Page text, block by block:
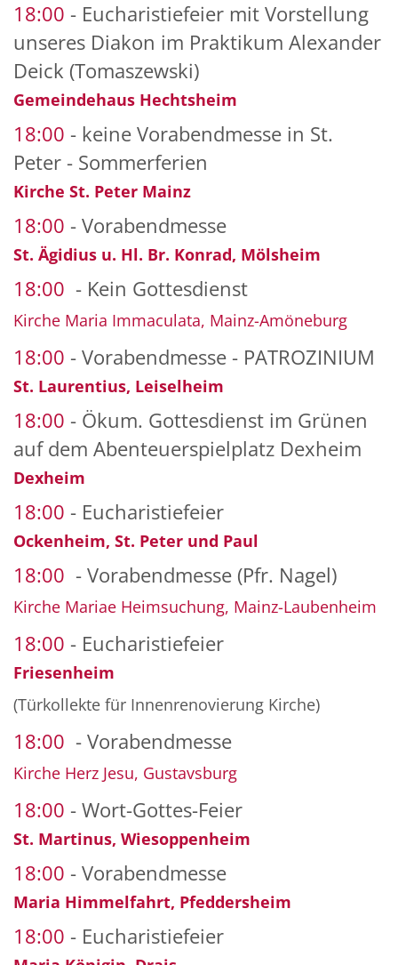
18:00
Eucharistiefeier mit Vorstellung
unseres Diakon im Praktikum Alexander
Deick (Tomaszewski)
Gemeindehaus Hechtsheim
18:00
keine Vorabendmesse in St.
Peter - Sommerferien
Kirche St. Peter Mainz
18:00 Vorabendmesse
St. Ägidius u. Hl. Br. Konrad, Mölsheim
18:00 Kein Gottesdienst
Kirche Maria Immaculata, Mainz-Amöneburg
18:00 Vorabendmesse - PATROZINIUM
St. Laurentius, Leiselheim
18:00
Ökum. Gottesdienst im Grünen
auf dem Abenteuerspielplatz Dexheim
Dexheim
18:00 Eucharistiefeier
Ockenheim, St. Peter und Paul
18:00 Vorabendmesse (Pfr. Nagel)
Kirche Mariae Heimsuchung, Mainz-Laubenheim
18:00 Eucharistiefeier
Friesenheim
(Türkollekte für Innenrenovierung Kirche)
18:00 Vorabendmesse
Kirche Herz Jesu, Gustavsburg
18:00 Wort-Gottes-Feier
St. Martinus, Wiesoppenheim
18:00 Vorabendmesse
Maria Himmelfahrt, Pfeddersheim
18:00 Eucharistiefeier